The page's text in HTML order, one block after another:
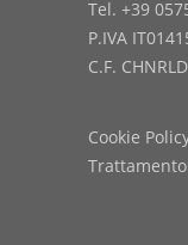
Tel. +39
P.IVA
C.F.
Cookie